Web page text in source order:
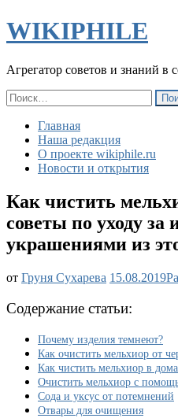
WIKIPHILE
Агрегатор советов и знаний в
Найти:
Главная
Наша редакция
О проекте wikiphile.ru
Новости и открытия
Как чистить
советы по уходу за
украшениями из
от Груня Сухарева 15.08.2019
по
за
Содержание статьи:
Почему изделия темнеют?
Как очистить мельхиор от
Как чистить мельхиор в
Очистить мельхиор с
Сода и уксус от потемнений
Отвары для очищения